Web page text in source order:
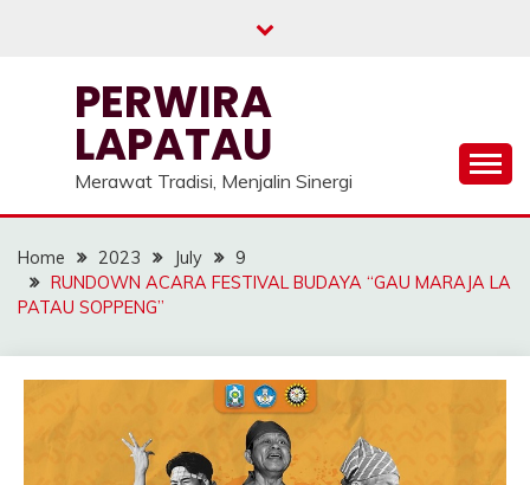
PERWIRA
LAPATAU
Merawat Tradisi, Menjalin Sinergi
Home 2023 July
9
RUNDOWN ACARA FESTIVAL BUDAYA “GAU MARAJA LA
PATAU SOPPENG”